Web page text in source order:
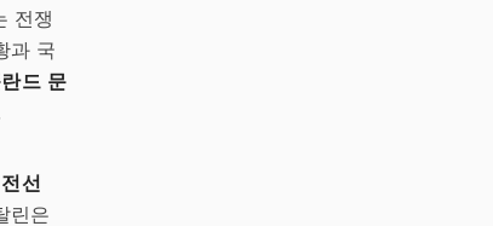
전쟁
과 국
드 문
선
린은